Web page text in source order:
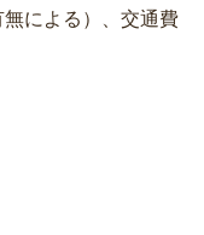
無による）、交通費